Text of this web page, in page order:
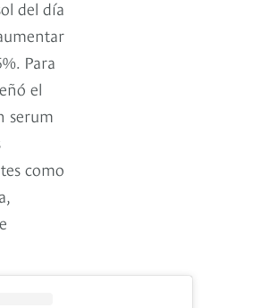
del día
Para
el
serum
como